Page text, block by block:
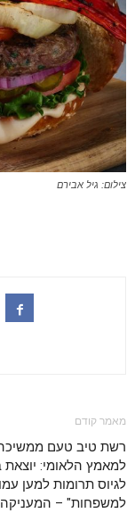
צילום: גיל אבירם
מאמר קודם
רשת טיב טעם
למאמץ הלאומי:
לגיוס תרומות למען
למשפחות" – המעניקה